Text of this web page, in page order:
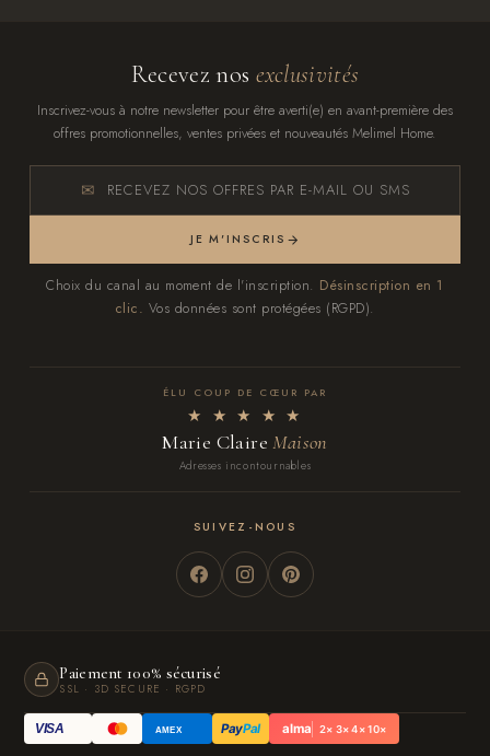
Recevez nos exclusivités
Inscrivez-vous à notre newsletter pour être averti(e) en avant-première des
offres promotionnelles, ventes privées et nouveautés Melimel Home.
RECEVEZ NOS OFFRES PAR E-MAIL OU SMS
JE M'INSCRIS
Choix du canal au moment de l'inscription. Désinscription en 1
clic. Vos données sont protégées (RGPD).
ÉLU COUP DE CŒUR PAR
★ ★ ★ ★ ★
Marie ClaireMaison
Adresses incontournables
SUIVEZ-NOUS
Paiement 100% sécurisé
SSL · 3D SECURE · RGPD
VISA AMEX PayPal alma 2× 3× 4× 10×